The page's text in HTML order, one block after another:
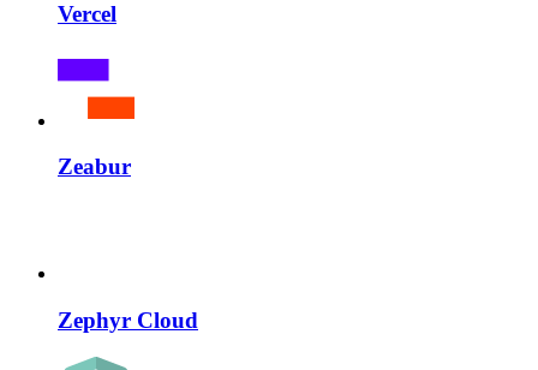
Vercel
Zeabur
Zephyr Cloud